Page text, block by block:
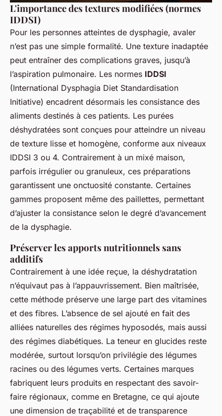
L'importance des textures modifiées (normes
IDDSI)
Pour les personnes atteintes de dysphagie, avaler
n’est pas une simple formalité. Une texture inadaptée
peut entraîner des complications graves, jusqu’à
l’aspiration pulmonaire. Les normes IDDSI
(International Dysphagia Diet Standardisation
Initiative) encadrent désormais les consistance des
aliments destinés à ces patients. Les purées
déshydratées sont conçues pour atteindre un niveau
de texture lisse et homogène, conforme aux niveaux
IDDSI 3 ou 4. Contrairement à un mixé maison,
parfois irrégulier ou granuleux, ces préparations
garantissent une onctuosité constante. Certaines
gammes proposent même des paillettes, permettant
d’ajuster la consistance selon le degré d’avancement
de la dysphagie.
Préserver les apports nutritionnels sans
additifs
Contrairement à une idée reçue, la déshydratation
n’équivaut pas à l’appauvrissement. Bien maîtrisée,
cette méthode préserve une large part des vitamines
et des fibres. L’absence de sel ajouté en fait des
alliées naturelles des régimes hyposodés, mais aussi
des régimes diabétiques. La teneur en glucides reste
modérée, surtout lorsqu’on privilégie des légumes
racines ou des légumes verts. Certaines marques
fabriquent leurs produits en respectant des savoir-
faire régionaux, comme en Bretagne, ce qui ajoute
une dimension de traçabilité et de transparence